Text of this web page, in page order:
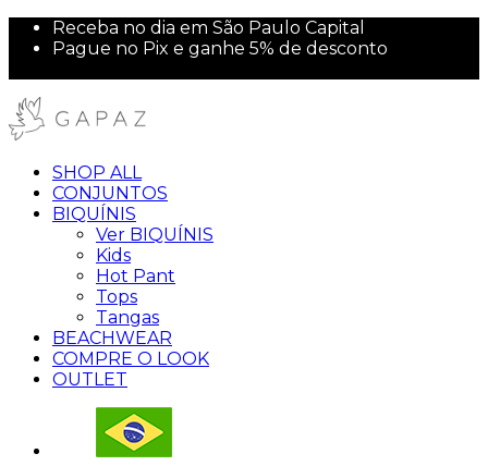
Receba no dia em São Paulo Capital
Pague no Pix e ganhe 5% de desconto
SHOP ALL
CONJUNTOS
BIQUÍNIS
Ver BIQUÍNIS
Kids
Hot Pant
Tops
Tangas
BEACHWEAR
COMPRE O LOOK
OUTLET